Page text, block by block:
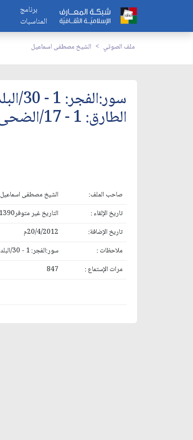
برنامج
المناسبات
ملف الصوتي الشيخ مصطفى اسماعيل
الطارق: 1 - 17/الضحى: 1 - 11
صاحب الملف:
الشيخ مصطفى اسماعيل
تاريخ الإلقاء :
التاريخ غير متوفر4/11/1390هـ
تاريخ الإضافة:
20/4/2012م
ملاحظات :
سور:الفجر: 1 - 30/البلد: 1- 18/الشمس: 1- 8/الغاشية: 1 - 7/القدر: 1 - 5/الإنشراح : 1 - 8/ الطارق: 1 - 17/الضحى: 1 - 11 (سوريا)
مرات الإستماع :
847